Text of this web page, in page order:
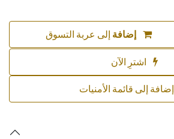
إضافة إلى عربة التسوق
إضافة إلى قائمة الأمنيات